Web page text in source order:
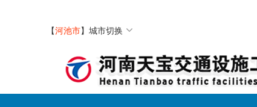
【河池市】 城市切换